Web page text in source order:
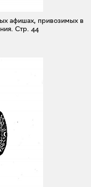
афишах, привозимых в
Стр. 44